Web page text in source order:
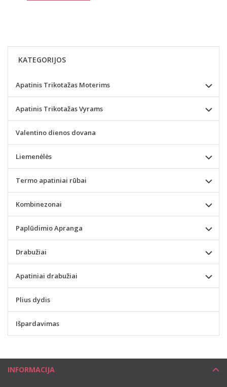
KATEGORIJOS
Apatinis Trikotažas Moterims
Apatinis Trikotažas Vyrams
Valentino dienos dovana
Liemenėlės
Termo apatiniai rūbai
Kombinezonai
Paplūdimio Apranga
Drabužiai
Apatiniai drabužiai
Plius dydis
Išpardavimas
INFORMACIJA